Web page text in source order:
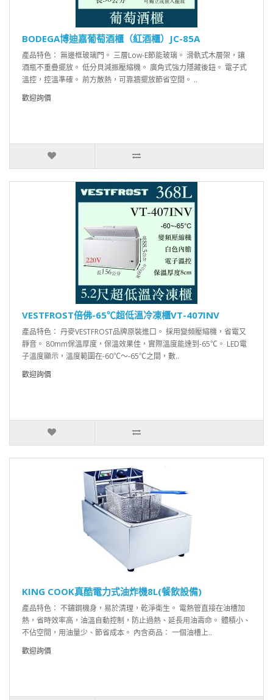
BODEGA博迪嘉葡萄酒櫃（紅酒櫃）JC-85A
產品特色： 無邊框玻璃門。 三層Low-E節能玻璃。 滑軌式木層架，讓
酒瓶不重疊擺放。 低分貝減振壓縮機。 廣角式強力隱藏後鈕。 電子式
溫控，控溫準確。 前方散熱，可靠牆擺放節省空間。 ..
歡迎詢價
VESTFROST倍佛-65℃超低溫冷凍櫃VT-407INV
產品特色： 丹麥VESTFROST品牌原裝進口。 採用變頻壓縮機，省電又
靜音。 80mm保溫厚度，保溫效果佳，實際溫度能達到-65℃。 LED電
子溫度顯示，溫度範圍在-60℃～-65℃之間，數..
歡迎詢價
KING COOK真酷電力式油炸機8L(餐飲設備)
產品特色： 不鏽鋼機身，易於清理，乾淨衛生。 電熱管直接在油槽加
熱，省時效率高，油溫自動控制，防止過熱、延長用油壽命。 體積小、
不佔空間，用油量少、節省成本。 內含商品： 一個油槽上..
歡迎詢價